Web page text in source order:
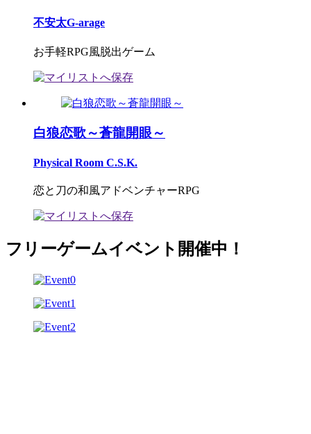
不安太G-arage
お手軽RPG風脱出ゲーム
白狼恋歌～蒼龍開眼～
Physical Room C.S.K.
恋と刀の和風アドベンチャーRPG
フリーゲームイベント開催中！